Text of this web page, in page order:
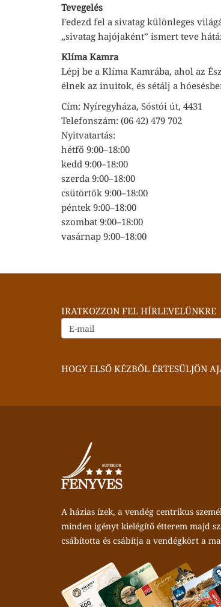
Tevegelés
Fedezd fel a sivatag különleges
„sivatag hajójaként” ismert teve
Klíma Kamra
Lépj be a Klíma Kamrába, ahol az
élnek az inuitok, és sétálj a
Cím: Nyíregyháza, Sóstói út, 4431
Telefonszám: (06 42) 479 702
Nyitvatartás:
hétfő 9:00–18:00
kedd 9:00–18:00
szerda 9:00–18:00
csütörtök 9:00–18:00
péntek 9:00–18:00
szombat 9:00–18:00
vasárnap 9:00–18:00
IRATKOZZON FEL HÍRLEVELÜNKRE
HOGY ELSŐ KÉZBŐL ÉRTESÜLJÖN
A házias ízek, a vendég centrikus
minden igényt kielégítő étterem majd
csábította és csábítja a vendégkört a